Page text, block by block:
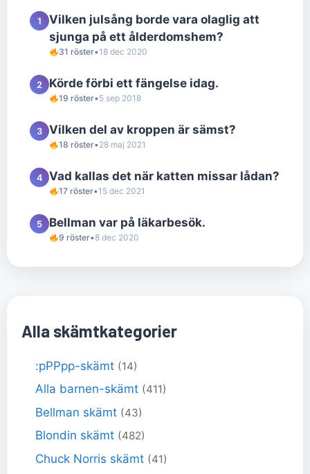
1
Vilken julsång borde vara olaglig att
sjunga på ett ålderdomshem?
31 röster•18 dec 2020
2 Körde förbi ett fängelse idag.
19 röster•5 sep 2018
3 Vilken del av kroppen är sämst?
18 röster•28 maj 2021
4 Vad kallas det när katten missar lådan?
17 röster•15 dec 2021
5 Bellman var på läkarbesök.
9 röster•8 dec 2020
Alla skämtkategorier
:pPPpp-skämt (14)
Alla barnen-skämt (411)
Bellman skämt (43)
Blondin skämt (482)
Chuck Norris skämt (41)